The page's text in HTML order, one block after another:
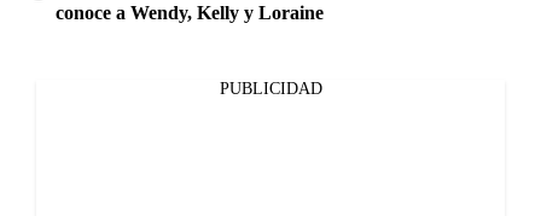
conoce a Wendy, Kelly y Loraine
PUBLICIDAD